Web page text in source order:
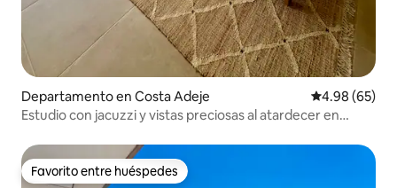
Departamento en Costa Adeje Calificación
4.98 (65)
Estudio con jacuzzi y vistas preciosas al atardecer en
Favorito entre huéspedes
Favorito entre huéspedes